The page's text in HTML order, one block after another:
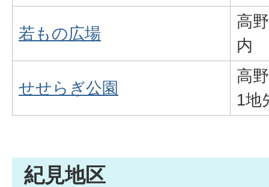
若もの広場
高
内
せせらぎ公園
高
1地
紀見地区